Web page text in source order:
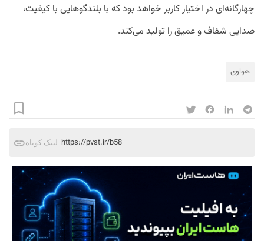
چهارگانه‌ای در اختیار کاربر خواهد بود که با بلندگوهایی با کیفیت،
صدایی شفاف و عمیق را تولید می‌کند.
هواوی
لینک کوتاه https://pvst.ir/b58